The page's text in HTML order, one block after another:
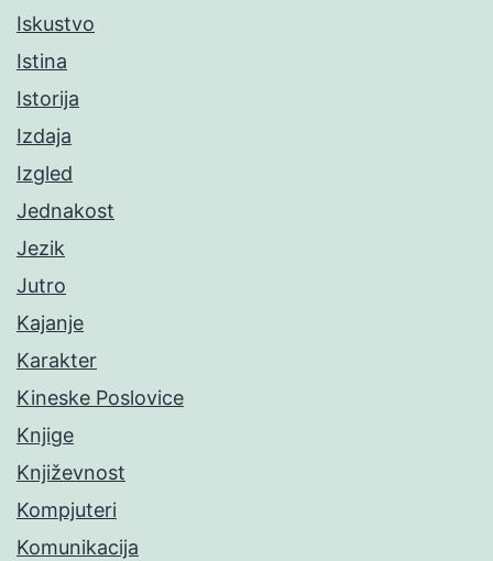
Iskustvo
Istina
Istorija
Izdaja
Izgled
Jednakost
Jezik
Jutro
Kajanje
Karakter
Kineske Poslovice
Knjige
Književnost
Kompjuteri
Komunikacija